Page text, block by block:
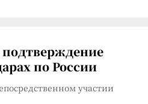
по России
участии